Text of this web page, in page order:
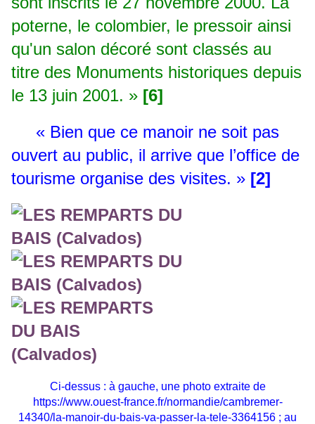
poterne, le colombier, le pressoir ainsi
qu'un salon décoré sont classés au
titre des Monuments historiques depuis
le 13 juin 2001. » [6]
« Bien que ce manoir ne soit pas
ouvert au public, il arrive que l’office de
tourisme organise des visites. » [2]
Ci-dessus : à gauche, une photo extraite de
https://www.ouest-france.fr/normandie/cambremer-
14340/la-manoir-du-bais-va-passer-la-tele-3364156 ; au